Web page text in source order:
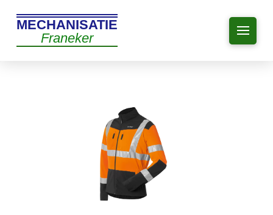
MECHANISATIE
Franeker